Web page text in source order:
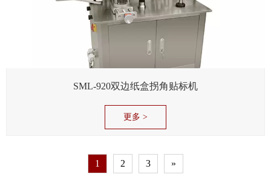
SML-920双边纸盒拐角贴标机
更多 >
1 2 3 »